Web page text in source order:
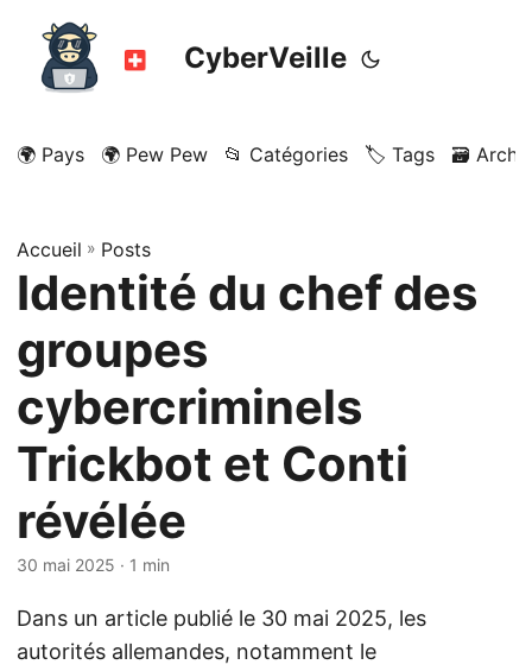
CyberVeille
🌍 Pays 🌍 Pew Pew 📂 Catégories 🏷️ Tags 🗃️
Accueil » Posts
Identité du chef des
groupes
cybercriminels
Trickbot et Conti
révélée
30 mai 2025 · 1 min
Dans un article publié le 30 mai 2025, les
autorités allemandes, notamment le